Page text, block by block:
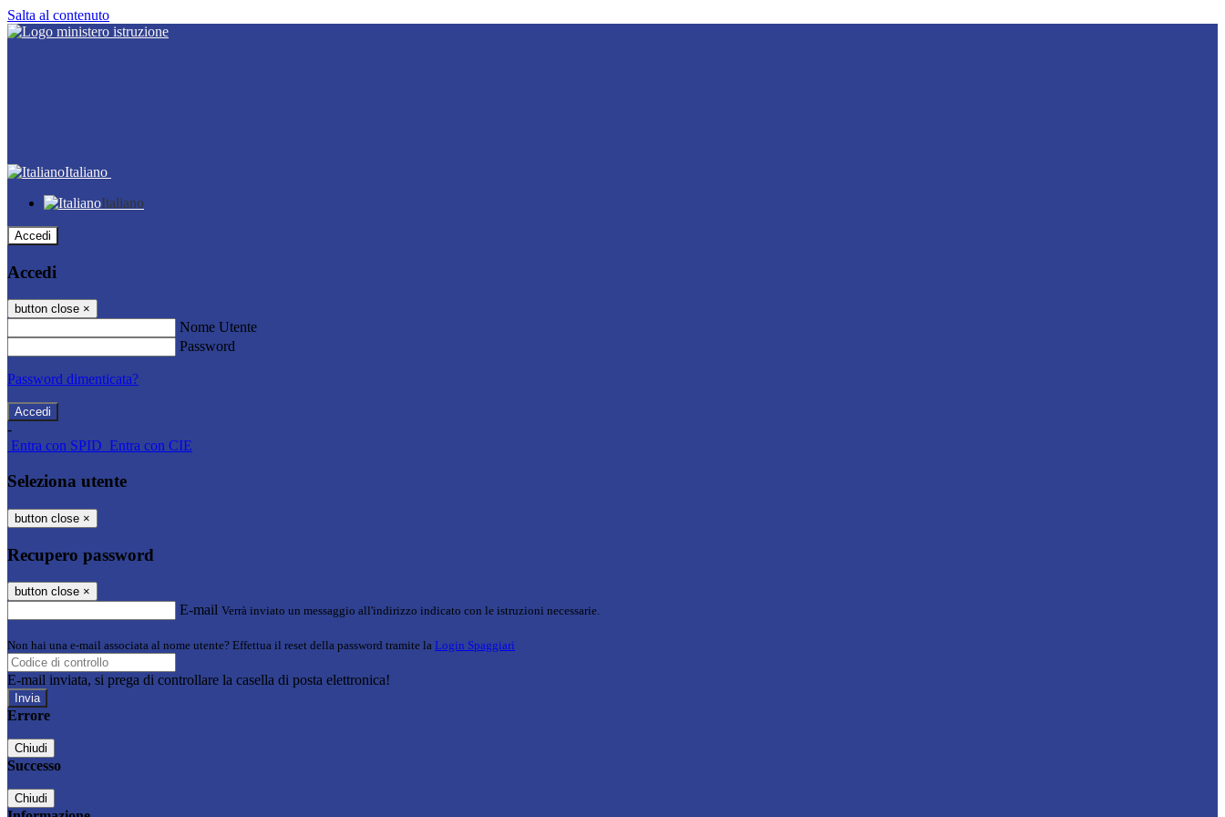
Salta al contenuto
Italiano
Italiano
Accedi
Accedi
button close ×
Nome Utente
Password
Password dimenticata?
-
Entra con SPID Entra con CIE
Seleziona utente
button close ×
Recupero password
button close ×
E-mail Verrà inviato un messaggio all'indirizzo indicato con le istruzioni necessarie.
Non hai una e-mail associata al nome utente? Effettua il reset della password tramite la Login Spaggiari
E-mail inviata, si prega di controllare la casella di posta elettronica!
Errore
Chiudi
Successo
Chiudi